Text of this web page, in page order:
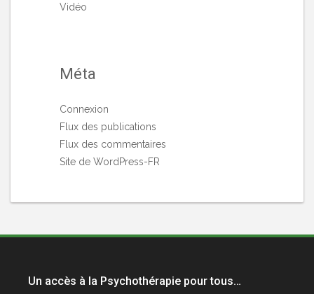
Vidéo
Méta
Connexion
Flux des publications
Flux des commentaires
Site de WordPress-FR
Un accès à la Psychothérapie pour tous…